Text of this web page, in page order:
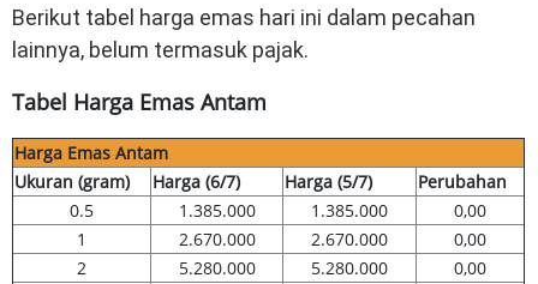
Berikut tabel harga emas hari ini dalam pecahan
lainnya, belum termasuk pajak.
Tabel Harga Emas Antam
Harga Emas Antam
Ukuran (gram)
Harga (6/7) Harga (5/7)
Perubahan
0.5
1.385.000 1.385.000
0,00
1
2.670.000 2.670.000
0,00
2
5.280.000 5.280.000
0,00